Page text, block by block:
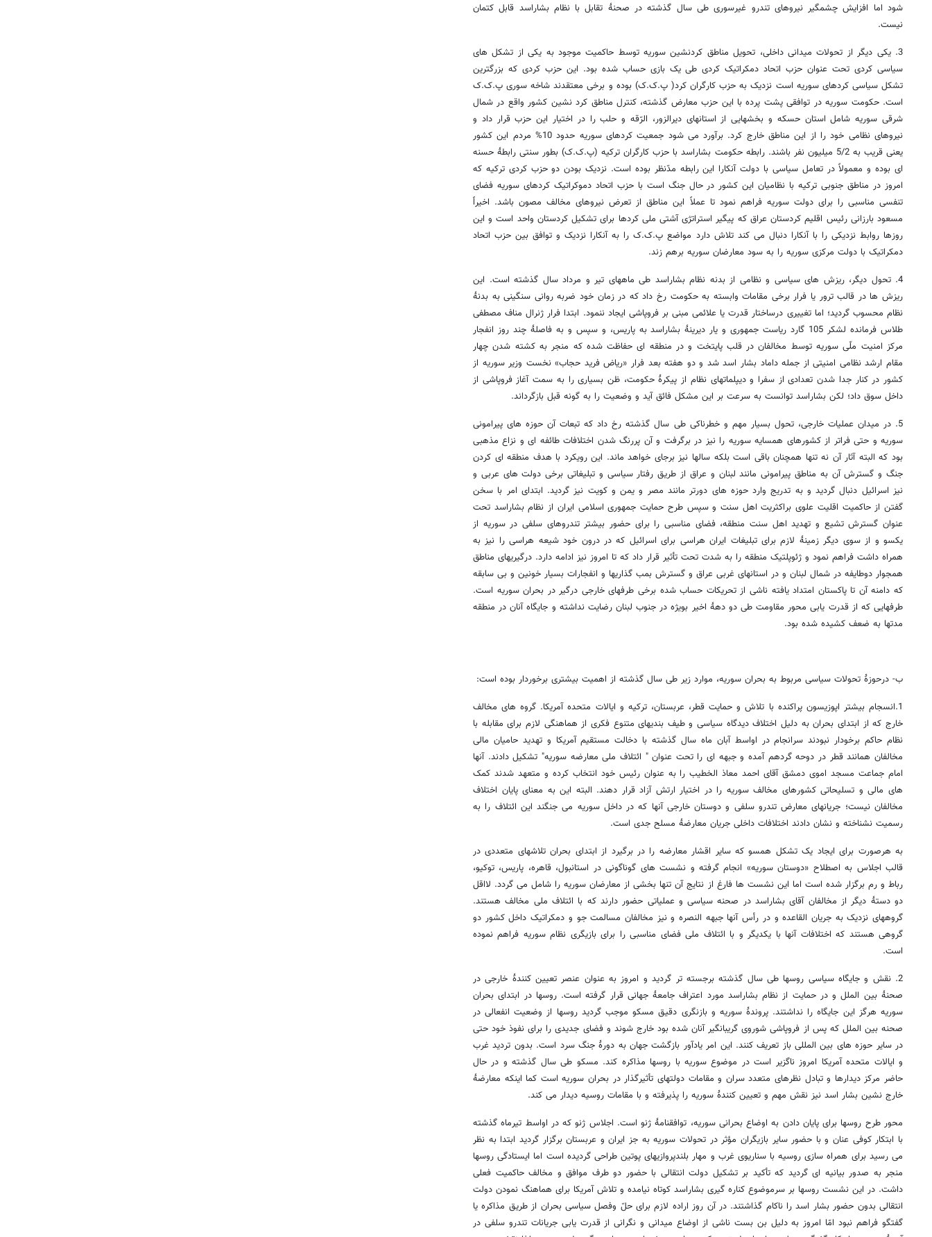
شود اما افزایش چشمگیر نیروهای تندرو غیرسوری طی سال گذشته در صحنۀ تقابل با نظام بشاراسد قابل کتمان
نیست.
3. یکی دیگر از تحولات میدانی داخلی، تحویل مناطق کردنشین سوریه توسط حاکمیت موجود به یکی از تشکل های
سیاسی کردی تحت عنوان حزب اتحاد دمکراتیک کردی طی یک بازی حساب شده بود. این حزب کردی که بزرگترین
تشکل سیاسی کردهای سوریه است نزدیک به حزب کارگران کرد( پ.ک.ک) بوده و برخی معتقدند شاخه سوری پ.ک.ک
است. حکومت سوریه در توافقی پشت پرده با این حزب معارض گذشته، کنترل مناطق کرد نشین کشور واقع در شمال
شرقی سوریه شامل استان حسکه و بخشهایی از استانهای دیرالزور، الرّقه و حلب را در اختیار این حزب قرار داد و
نیروهای نظامی خود را از این مناطق خارج کرد. برآورد می شود جمعیت کردهای سوریه حدود 10% مردم این کشور
یعنی قریب به 5/2 میلیون نفر باشند. رابطه حکومت بشاراسد با حزب کارگران ترکیه (پ.ک.ک) بطور سنتی رابطۀ حسنه
ای بوده و معمولاً در تعامل سیاسی با دولت آنکارا این رابطه مدّنظر بوده است. نزدیک بودن دو حزب کردی ترکیه که
امروز در مناطق جنوبی ترکیه با نظامیان این کشور در حال جنگ است با حزب اتحاد دموکراتیک کردهای سوریه فضای
تنفسی مناسبی را برای دولت سوریه فراهم نمود تا عملاً این مناطق از تعرض نیروهای مخالف مصون باشد. اخیراً
مسعود بارزانی رئیس اقلیم کردستان عراق که پیگیر استراتژی آشتی ملی کردها برای تشکیل کردستان واحد است و این
روزها روابط نزدیکی را با آنکارا دنبال می کند تلاش دارد مواضع پ.ک.ک را به آنکارا نزدیک و توافق بین حزب اتحاد
دمکراتیک با دولت مرکزی سوریه را به سود معارضان سوریه برهم زند.
4. تحول دیگر، ریزش های سیاسی و نظامی از بدنه نظام بشاراسد طی ماههای تیر و مرداد سال گذشته است. این
ریزش ها در قالب ترور یا فرار برخی مقامات وابسته به حکومت رخ داد که در زمان خود ضربه روانی سنگینی به بدنۀ
نظام محسوب گردید؛ اما تغییری درساختار قدرت یا علائمی مبنی بر فروپاشی ایجاد ننمود. ابتدا فرار ژنرال مناف مصطفی
طلاس فرمانده لشکر 105 گارد ریاست جمهوری و یار دیرینۀ بشاراسد به پاریس، و سپس و به فاصلۀ چند روز انفجار
مرکز امنیت ملّی سوریه توسط مخالفان در قلب پایتخت و در منطقه ای حفاظت شده که منجر به کشته شدن چهار
مقام ارشد نظامی امنیتی از جمله داماد بشار اسد شد و دو هفته بعد فرار «ریاض فرید حجاب» نخست وزیر سوریه از
کشور در کنار جدا شدن تعدادی از سفرا و دیپلماتهای نظام از پیکرۀ حکومت، ظن بسیاری را به سمت آغاز فروپاشی از
داخل سوق داد؛ لکن بشاراسد توانست به سرعت بر این مشکل فائق آید و وضعیت را به گونه قبل بازگرداند.
5. در میدان عملیات خارجی، تحول بسیار مهم و خطرناکی طی سال گذشته رخ داد که تبعات آن حوزه های پیرامونی
سوریه و حتی فراتر از کشورهای همسایه سوریه را نیز در برگرفت و آن پررنگ شدن اختلافات طائفه ای و نزاع مذهبی
بود که البته آثار آن نه تنها همچنان باقی است بلکه سالها نیز برجای خواهد ماند. این رویکرد با هدف منطقه ای کردن
جنگ و گسترش آن به مناطق پیرامونی مانند لبنان و عراق از طریق رفتار سیاسی و تبلیغاتی برخی دولت های عربی و
نیز اسرائیل دنبال گردید و به تدریج وارد حوزه های دورتر مانند مصر و یمن و کویت نیز گردید. ابتدای امر با سخن
گفتن از حاکمیت اقلیت علوی براکثریت اهل سنت و سپس طرح حمایت جمهوری اسلامی ایران از نظام بشاراسد تحت
عنوان گسترش تشیع و تهدید اهل سنت منطقه، فضای مناسبی را برای حضور بیشتر تندروهای سلفی در سوریه از
یکسو و از سوی دیگر زمینۀ لازم برای تبلیغات ایران هراسی برای اسرائیل که در درون خود شیعه هراسی را نیز به
همراه داشت فراهم نمود و ژئوپلتیک منطقه را به شدت تحت تأثیر قرار داد که تا امروز نیز ادامه دارد. درگیریهای مناطق
همجوار دوطایفه در شمال لبنان و در استانهای غربی عراق و گسترش بمب گذاریها و انفجارات بسیار خونین و بی سابقه
که دامنه آن تا پاکستان امتداد یافته ناشی از تحریکات حساب شده برخی طرفهای خارجی درگیر در بحران سوریه است.
طرفهایی که از قدرت یابی محور مقاومت طی دو دهۀ اخیر بویژه در جنوب لبنان رضایت نداشته و جایگاه آنان در منطقه
مدتها به ضعف کشیده شده بود.
ب- درحوزۀ تحولات سیاسی مربوط به بحران سوریه، موارد زیر طی سال گذشته از اهمیت بیشتری برخوردار بوده است:
1.انسجام بیشتر اپوزیسون پراکنده با تلاش و حمایت قطر، عربستان، ترکیه و ایالات متحده آمریکا. گروه های مخالف
خارج که از ابتدای بحران به دلیل اختلاف دیدگاه سیاسی و طیف بندیهای متنوع فکری از هماهنگی لازم برای مقابله با
نظام حاکم برخودار نبودند سرانجام در اواسط آبان ماه سال گذشته با دخالت مستقیم آمریکا و تهدید حامیان مالی
مخالفان همانند قطر در دوحه گردهم آمده و جبهه ای را تحت عنوان " ائتلاف ملی معارضه سوریه" تشکیل دادند. آنها
امام جماعت مسجد اموی دمشق آقای احمد معاذ الخطیب را به عنوان رئیس خود انتخاب کرده و متعهد شدند کمک
های مالی و تسلیحاتی کشورهای مخالف سوریه را در اختیار ارتش آزاد قرار دهند. البته این به معنای پایان اختلاف
مخالفان نیست؛ جریانهای معارض تندرو سلفی و دوستان خارجی آنها که در داخل سوریه می جنگند این ائتلاف را به
رسمیت نشناخته و نشان دادند اختلافات داخلی جریان معارضۀ مسلح جدی است.
به هرصورت برای ایجاد یک تشکل همسو که سایر اقشار معارضه را در برگیرد از ابتدای بحران تلاشهای متعددی در
قالب اجلاس به اصطلاح «دوستان سوریه» انجام گرفته و نشست های گوناگونی در استانبول، قاهره، پاریس، توکیو،
رباط و رم برگزار شده است اما این نشست ها فارغ از نتایج آن تنها بخشی از معارضان سوریه را شامل می گردد. لااقل
دو دستۀ دیگر از مخالفان آقای بشاراسد در صحنه سیاسی و عملیاتی حضور دارند که با ائتلاف ملی مخالف هستند.
گروههای نزدیک به جریان القاعده و در رأس آنها جبهه النصره و نیز مخالفان مسالمت جو و دمکراتیک داخل کشور دو
گروهی هستند که اختلافات آنها با یکدیگر و با ائتلاف ملی فضای مناسبی را برای بازیگری نظام سوریه فراهم نموده
است.
2. نقش و جایگاه سیاسی روسها طی سال گذشته برجسته تر گردید و امروز به عنوان عنصر تعیین کنندۀ خارجی در
صحنۀ بین الملل و در حمایت از نظام بشاراسد مورد اعتراف جامعۀ جهانی قرار گرفته است. روسها در ابتدای بحران
سوریه هرگز این جایگاه را نداشتند. پروندۀ سوریه و بازنگری دقیق مسکو موجب گردید روسها از وضعیت انفعالی در
صحنه بین الملل که پس از فروپاشی شوروی گریبانگیر آنان شده بود خارج شوند و فضای جدیدی را برای نفوذ خود حتی
در سایر حوزه های بین المللی باز تعریف کنند. این امر یادآور بازگشت جهان به دورۀ جنگ سرد است. بدون تردید غرب
و ایالات متحده آمریکا امروز ناگزیر است در موضوع سوریه با روسها مذاکره کند. مسکو طی سال گذشته و در حال
حاضر مرکز دیدارها و تبادل نظرهای متعدد سران و مقامات دولتهای تأثیرگذار در بحران سوریه است کما اینکه معارضۀ
خارج نشین بشار اسد نیز نقش مهم و تعیین کنندۀ سوریه را پذیرفته و با مقامات روسیه دیدار می کند.
محور طرح روسها برای پایان دادن به اوضاع بحرانی سوریه، توافقنامۀ ژنو است. اجلاس ژنو که در اواسط تیرماه گذشته
با ابتکار کوفی عنان و با حضور سایر بازیگران مؤثر در تحولات سوریه به جز ایران و عربستان برگزار گردید ابتدا به نظر
می رسید برای همراه سازی روسیه با سناریوی غرب و مهار بلندپروازیهای پوتین طراحی گردیده است اما ایستادگی روسها
منجر به صدور بیانیه ای گردید که تأکید بر تشکیل دولت انتقالی با حضور دو طرف موافق و مخالف حاکمیت فعلی
داشت. در این نشست روسها بر سرموضوع کناره گیری بشاراسد کوتاه نیامده و تلاش آمریکا برای هماهنگ نمودن دولت
انتقالی بدون حضور بشار اسد را ناکام گذاشتند. در آن روز اراده لازم برای حلّ وفصل سیاسی بحران از طریق مذاکره یا
گفتگو فراهم نبود امّا امروز به دلیل بن بست ناشی از اوضاع میدانی و نگرانی از قدرت یابی جریانات تندرو سلفی در